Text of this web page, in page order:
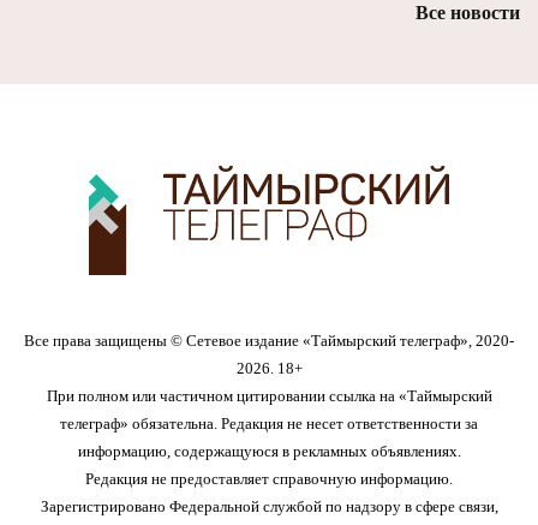
Все новости
Все права защищены © Сетевое издание «Таймырский телеграф», 2020-
2026. 18+
При полном или частичном цитировании ссылка на «Таймырский
телеграф» обязательна. Редакция не несет ответственности за
информацию, содержащуюся в рекламных объявлениях.
Редакция не предоставляет справочную информацию.
Зарегистрировано Федеральной службой по надзору в сфере связи,